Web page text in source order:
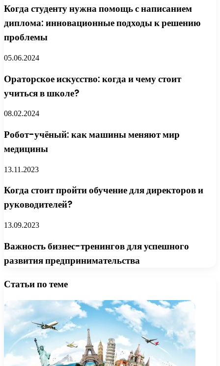
Когда студенту нужна помощь с написанием
диплома: инновационные подходы к решению
проблемы
05.06.2024
Ораторское искусство: когда и чему стоит
учиться в школе?
08.02.2024
Робот-учёный: как машины меняют мир
медицины
13.11.2023
Когда стоит пройти обучение для директоров и
руководителей?
13.09.2023
Важность бизнес-тренингов для успешного
развития предпринимательства
Статьи по теме